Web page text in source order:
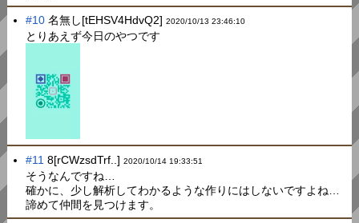
#10 名無し[tEHSV4HdvQ2]2020/10/13 23:46:10
とりあえず今日のやつです
#11 8[rCWzsdTrf..]2020/10/14 19:33:51
そうなんですね…
確かに、少し解析してわかるような作りにはしないですよね…
諦めて仲間を見つけます。